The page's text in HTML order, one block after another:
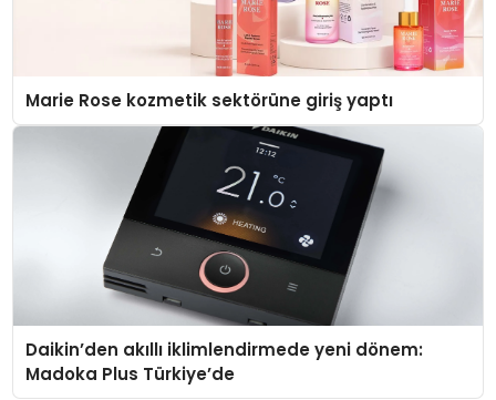
Marie Rose kozmetik sektörüne giriş yaptı
Daikin’den akıllı iklimlendirmede yeni dönem:
Madoka Plus Türkiye’de